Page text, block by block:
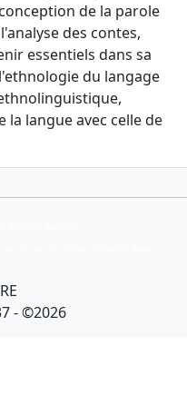
de la parole
des contes,
essentiels dans sa
du langage
la langue avec celle de
- ©2026